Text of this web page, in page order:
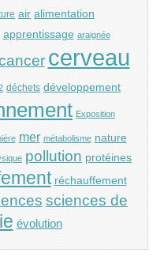
air alimentation
apprentissage araignée
cerveau
déchets développement
Exposition
mer métabolisme nature
pollution protéines
réchauffement
sciences de
évolution